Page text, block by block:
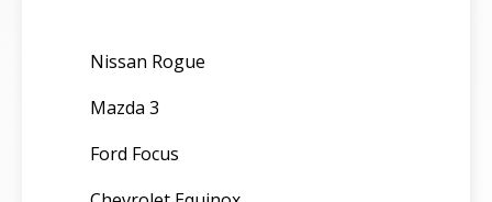
Nissan Rogue
Mazda 3
Ford Focus